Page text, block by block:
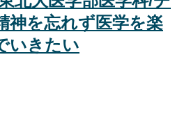
神を忘れず医学を楽
いきたい